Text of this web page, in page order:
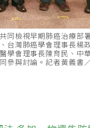
同檢視早期肺癌治療部
台灣肺癌學會理事長楊
學會理事長陳育民、中